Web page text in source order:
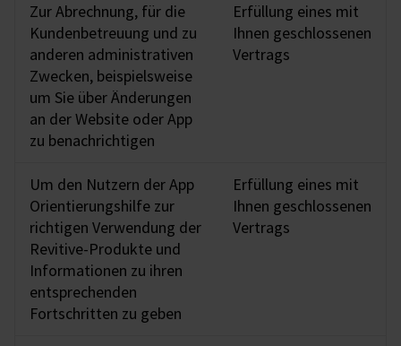
Zur Abrechnung, für die
Kundenbetreuung und zu
anderen administrativen
Zwecken, beispielsweise
um Sie über Änderungen
an der Website oder App
zu benachrichtigen
Erfüllung eines mit
Ihnen geschlossenen
Vertrags
Um den Nutzern der App
Orientierungshilfe zur
richtigen Verwendung der
Revitive-Produkte und
Informationen zu ihren
entsprechenden
Fortschritten zu geben
Erfüllung eines mit
Ihnen geschlossenen
Vertrags